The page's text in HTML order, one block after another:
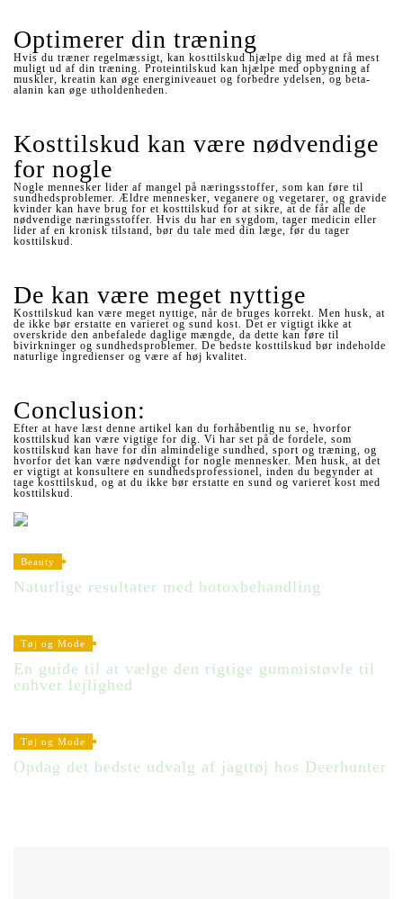
Optimerer din træning
Hvis du træner regelmæssigt, kan kosttilskud hjælpe dig med at få mest
muligt ud af din træning. Proteintilskud kan hjælpe med opbygning af
muskler, kreatin kan øge energiniveauet og forbedre ydelsen, og beta-
alanin kan øge utholdenheden.
Kosttilskud kan være nødvendige
for nogle
Nogle mennesker lider af mangel på næringsstoffer, som kan føre til
sundhedsproblemer. Ældre mennesker, veganere og vegetarer, og gravide
kvinder kan have brug for et kosttilskud for at sikre, at de får alle de
nødvendige næringsstoffer. Hvis du har en sygdom, tager medicin eller
lider af en kronisk tilstand, bør du tale med din læge, før du tager
kosttilskud.
De kan være meget nyttige
Kosttilskud kan være meget nyttige, når de bruges korrekt. Men husk, at
de ikke bør erstatte en varieret og sund kost. Det er vigtigt ikke at
overskride den anbefalede daglige mængde, da dette kan føre til
bivirkninger og sundhedsproblemer. De bedste kosttilskud bør indeholde
naturlige ingredienser og være af høj kvalitet.
Conclusion:
Efter at have læst denne artikel kan du forhåbentlig nu se, hvorfor
kosttilskud kan være vigtige for dig. Vi har set på de fordele, som
kosttilskud kan have for din almindelige sundhed, sport og træning, og
hvorfor det kan være nødvendigt for nogle mennesker. Men husk, at det
er vigtigt at konsultere en sundhedsprofessionel, inden du begynder at
tage kosttilskud, og at du ikke bør erstatte en sund og varieret kost med
kosttilskud.
Beauty
Naturlige resultater med botoxbehandling
Tøj og Mode
En guide til at vælge den rigtige gummistøvle til
enhver lejlighed
Tøj og Mode
Opdag det bedste udvalg af jagttøj hos Deerhunter